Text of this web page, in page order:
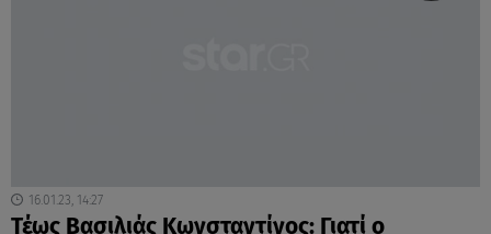
16.01.23, 14:27
Τέως Βασιλιάς Κωνσταντίνος: Γιατί ο